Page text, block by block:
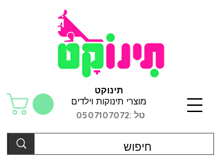
תינוקט
מוצרי תינוקות וילדים
טל :0507107072